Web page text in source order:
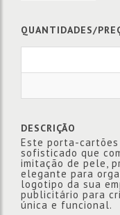
QUANTIDADES/
DESCRIÇÃO
Este porta-cartões
sofisticado que
imitação de pele,
elegante para
logotipo da sua
publicitário para
única e funcional.